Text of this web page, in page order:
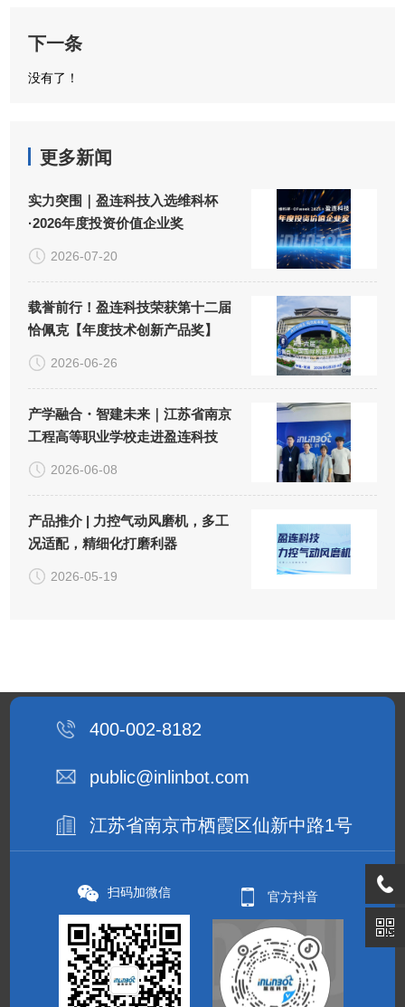
下一条
没有了！
更多新闻
实力突围｜盈连科技入选维科杯
·2026年度投资价值企业奖
2026-07-20
载誉前行！盈连科技荣获第十二届
恰佩克【年度技术创新产品奖】
2026-06-26
产学融合・智建未来｜江苏省南京
工程高等职业学校走进盈连科技
2026-06-08
产品推介 | 力控气动风磨机，多工
况适配，精细化打磨利器
2026-05-19
400-002-8182
public@inlinbot.com
江苏省南京市栖霞区仙新中路1号
扫码加微信 官方抖音